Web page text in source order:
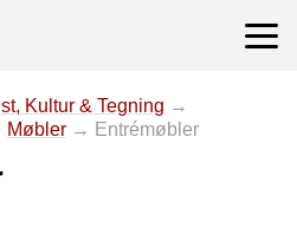
Kultur & Tegning →
Møbler → Entrémøbler